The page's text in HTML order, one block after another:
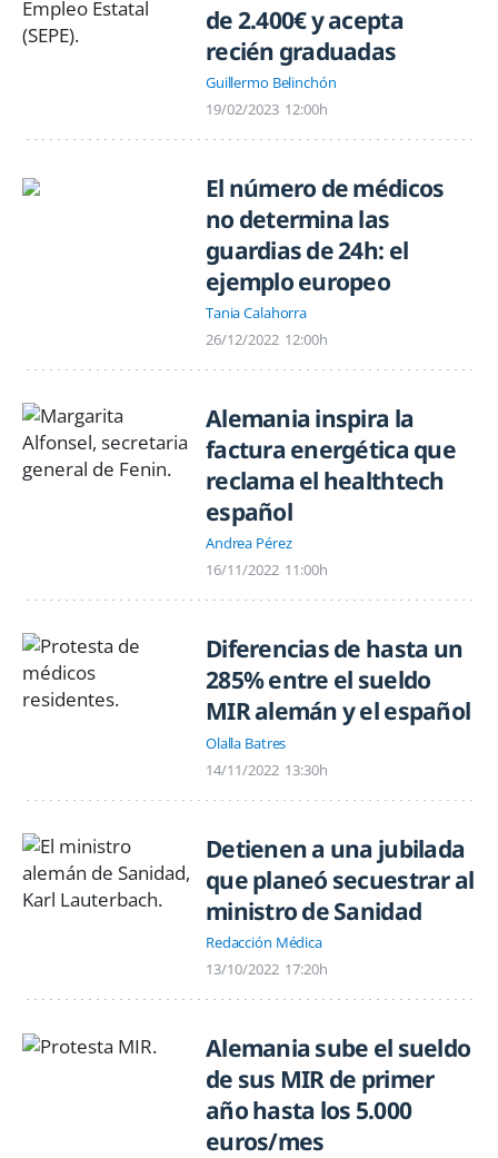
de 2.400€ y acepta
recién graduadas
Guillermo Belinchón
19/02/2023 12:00h
El número de médicos
no determina las
guardias de 24h: el
ejemplo europeo
Tania Calahorra
26/12/2022 12:00h
Alemania inspira la
factura energética que
reclama el healthtech
español
Andrea Pérez
16/11/2022 11:00h
Diferencias de hasta un
285% entre el sueldo
MIR alemán y el español
Olalla Batres
14/11/2022 13:30h
Detienen a una jubilada
que planeó secuestrar al
ministro de Sanidad
Redacción Médica
13/10/2022 17:20h
Alemania sube el sueldo
de sus MIR de primer
año hasta los 5.000
euros/mes